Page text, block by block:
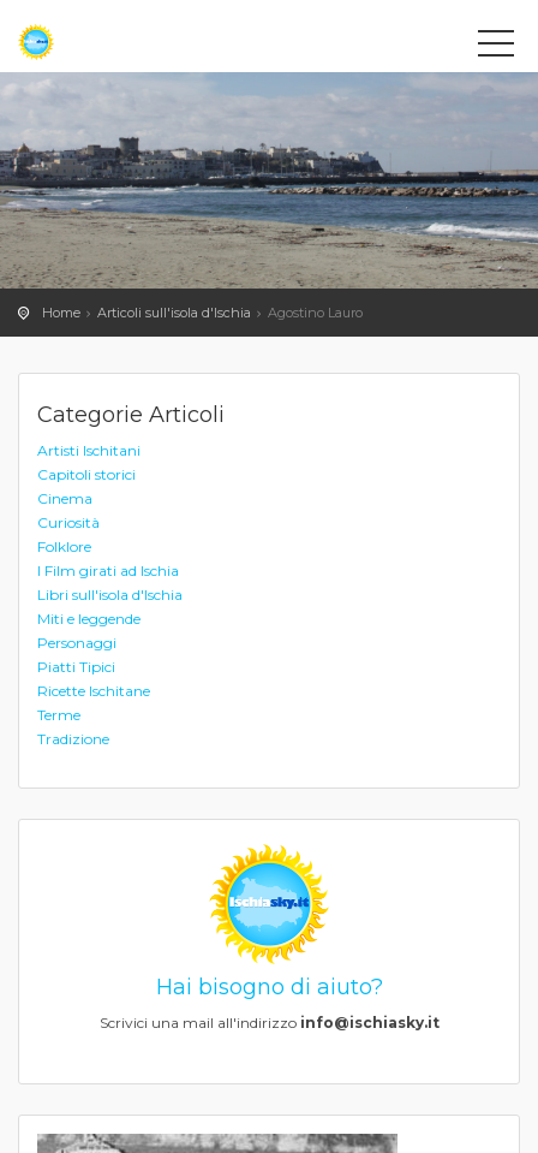
Home Articoli sull'isola d'Ischia Agostino Lauro
Categorie Articoli
Artisti Ischitani
Capitoli storici
Cinema
Curiosità
Folklore
I Film girati ad Ischia
Libri sull'isola d'Ischia
Miti e leggende
Personaggi
Piatti Tipici
Ricette Ischitane
Terme
Tradizione
Hai bisogno di aiuto?
Scrivici una mail all'indirizzo info@ischiasky.it